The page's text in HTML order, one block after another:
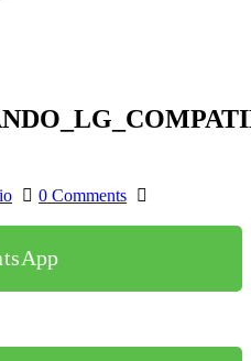
0 Comments